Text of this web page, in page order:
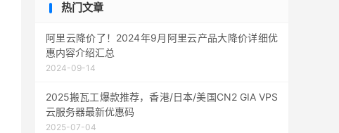
热门文章
阿里云降价了！2024年9月阿里云产品大降价详细优
惠内容介绍汇总
2024-09-14
2025搬瓦工爆款推荐，香港/日本/美国CN2 GIA VPS
云服务器最新优惠码
2025-07-04